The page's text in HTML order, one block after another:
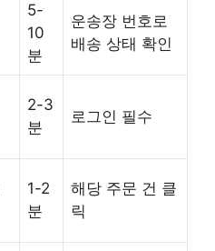
5-
10
분
운송장 번호로
배송 상태 확인
2-3
분
로그인 필수
1-2
분
해당 주문 건 클
릭